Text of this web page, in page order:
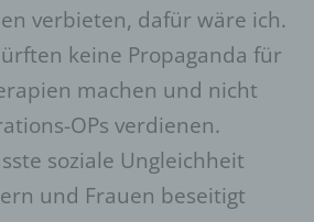
verbieten, dafür wäre ich.
keine Propaganda für
machen und nicht
OPs verdienen.
soziale Ungleichheit
und Frauen beseitigt
und Server verwenden
enthalten eine sogenannte
ID ist eine eindeutige
Sie besteht aus einer
welche Internetseiten und
Internetbrowser zugeordnet
dem das Cookie gespeichert
es den besuchten
Servern, den individuellen
Person von anderen